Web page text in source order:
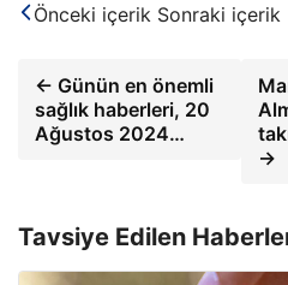
Önceki içerik Sonraki içerik
← Günün en önemli
sağlık haberleri, 20
Ağustos 2024…
→
Tavsiye Edilen